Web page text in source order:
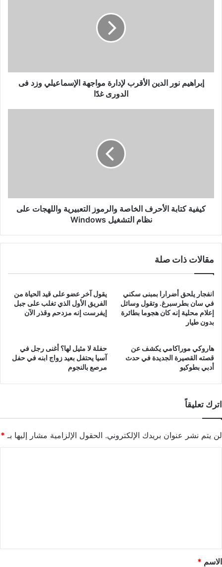
فى
الدورى
إبراهيم نور الدين الأقرب لإدارة مواجهة الإسماعيلي وزد فى
الدورى غدًا
نظام
التشغيل
كيفية كتابة الأحرف الخاصة والرموز التعبيرية واللهجات على
نظام التشغيل Windows
مقالات ذات صلة
انفجار يلحق أضرارا بمبنى سكني
في سان بطرسبرغ. وتقول وسائل
إعلام محلية إنه كان هجوما بطائرة
بدون طيار
يقول آخر عضو على قيد الحياة من
الفريق الأول الذي تغلب على جبل
إيفرست إنه مزدحم وقذر الآن
هاروكي موراكامي يكشف عن
قصته القصيرة الجديدة في حدث
أدبي بطوكيو
حفلة لا مثيل لها؟ أغنى رجل في
آسيا يحتفل بعيد زواج ابنه في حفل
مرصع بالنجوم
اترك تعليقاً
لن يتم نشر عنوان بريدك الإلكتروني. الحقول الإلزامية مشار إليها بـ *
*
الاسم *